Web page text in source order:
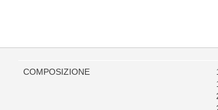
COMPOSIZIONE